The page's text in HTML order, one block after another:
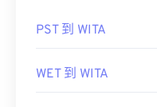
PST 到 WITA
WET 到 WITA